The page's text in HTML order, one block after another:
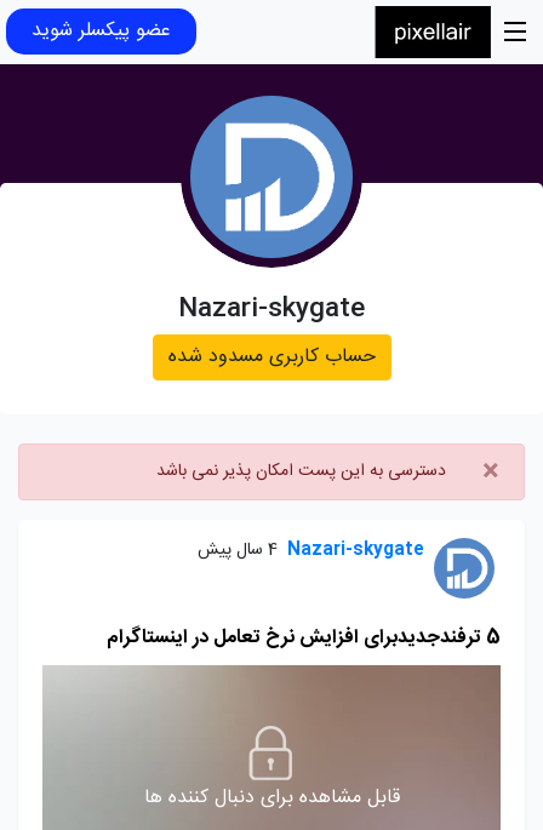
عضو پیکسلر شوید
Nazari-skygate
حساب کاربری مسدود شده
× دسترسی به این پست امکان پذیر نمی باشد
Nazari-skygate 4 سال پیش
5 ترفندجدیدبرای افزایش نرخ تعامل در اینستاگرام
قابل مشاهده برای دنبال کننده ها